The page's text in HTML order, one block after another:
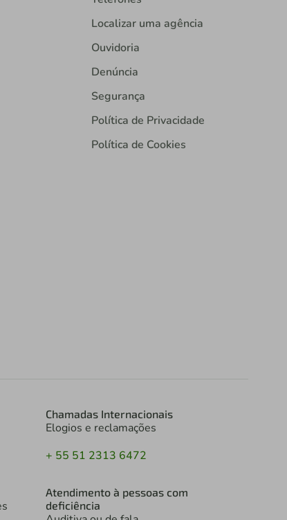
Fale conosco
Nossos canais
Telefones
Localizar uma agência
Ouvidoria
Denúncia
Elogios e reclamações